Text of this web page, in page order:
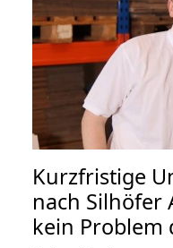
Kurzfristige
nach Silhöfer
kein Problem